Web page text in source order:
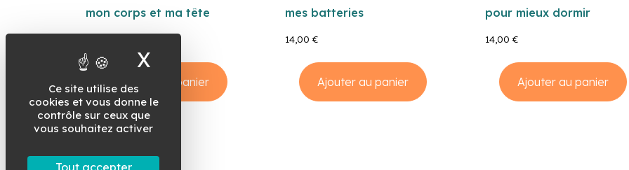
Ce site utilise des
cookies et vous donne le
contrôle sur ceux que
vous souhaitez activer
Tout accepter
X Masquer le bandeau des cookies
mon corps et ma tête
Ajouter au panier
mes batteries
14,00€
Ajouter au panier
pour mieux dormir
14,00€
Ajouter au panier